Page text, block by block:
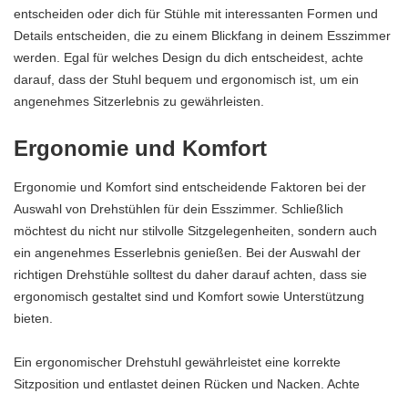
entscheiden oder dich für Stühle mit interessanten Formen und
Details entscheiden, die zu einem Blickfang in deinem Esszimmer
werden. Egal für welches Design du dich entscheidest, achte
darauf, dass der Stuhl bequem und ergonomisch ist, um ein
angenehmes Sitzerlebnis zu gewährleisten.
Ergonomie und Komfort
Ergonomie und Komfort sind entscheidende Faktoren bei der
Auswahl von Drehstühlen für dein Esszimmer. Schließlich
möchtest du nicht nur stilvolle Sitzgelegenheiten, sondern auch
ein angenehmes Esserlebnis genießen. Bei der Auswahl der
richtigen Drehstühle solltest du daher darauf achten, dass sie
ergonomisch gestaltet sind und Komfort sowie Unterstützung
bieten.
Ein ergonomischer Drehstuhl gewährleistet eine korrekte
Sitzposition und entlastet deinen Rücken und Nacken. Achte